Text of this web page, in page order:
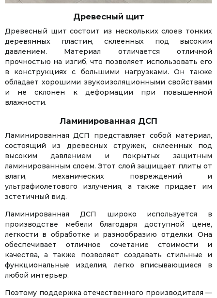
Древесный щит
Древесный щит состоит из нескольких слоев тонких
деревянных пластин, склеенных под высоким
давлением. Материал отличается отличной
прочностью на изгиб, что позволяет использовать его
в конструкциях с большими нагрузками. Он также
обладает хорошими звукоизоляционными свойствами
и не склонен к деформации при повышенной
влажности.
Ламинированная ДСП
Ламинированная ДСП представляет собой материал,
состоящий из древесных стружек, склеенных под
высоким давлением и покрытых защитным
ламинированным слоем. Этот слой защищает плиты от
влаги, механических повреждений и
ультрафиолетового излучения, а также придает им
эстетичный вид.
Ламинированная ДСП широко используется в
производстве мебели благодаря доступной цене,
легкости в обработке и разнообразию отделки. Она
обеспечивает отличное сочетание стоимости и
качества, а также позволяет создавать стильные и
функциональные изделия, легко вписывающиеся в
любой интерьер.
Поэтому поддержка отечественного производителя —
Facebook
TwitterWhatsApp
ViberTelegram